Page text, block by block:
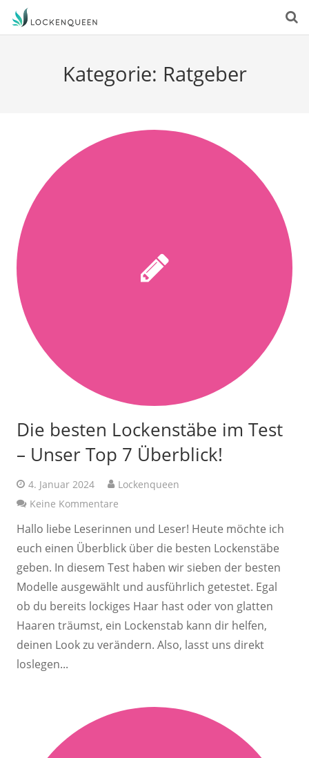
Kategorie: Ratgeber
Die besten Lockenstäbe im Test
– Unser Top 7 Überblick!
4. Januar 2024
Lockenqueen
Keine Kommentare
Hallo liebe Leserinnen und Leser! Heute möchte ich
euch einen Überblick über die besten Lockenstäbe
geben. In diesem Test haben wir sieben der besten
Modelle ausgewählt und ausführlich getestet. Egal
ob du bereits lockiges Haar hast oder von glatten
Haaren träumst, ein Lockenstab kann dir helfen,
deinen Look zu verändern. Also, lasst uns direkt
loslegen...